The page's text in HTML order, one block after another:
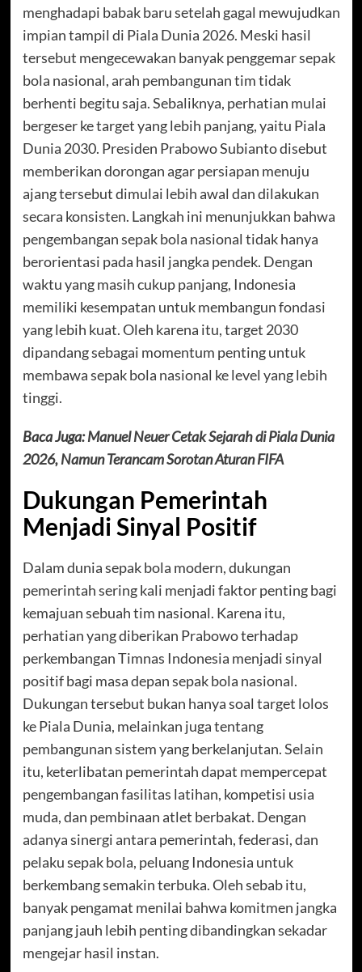
menghadapi babak baru setelah gagal mewujudkan
impian tampil di Piala Dunia 2026. Meski hasil
tersebut mengecewakan banyak penggemar sepak
bola nasional, arah pembangunan tim tidak
berhenti begitu saja. Sebaliknya, perhatian mulai
bergeser ke target yang lebih panjang, yaitu Piala
Dunia 2030. Presiden Prabowo Subianto disebut
memberikan dorongan agar persiapan menuju
ajang tersebut dimulai lebih awal dan dilakukan
secara konsisten. Langkah ini menunjukkan bahwa
pengembangan sepak bola nasional tidak hanya
berorientasi pada hasil jangka pendek. Dengan
waktu yang masih cukup panjang, Indonesia
memiliki kesempatan untuk membangun fondasi
yang lebih kuat. Oleh karena itu, target 2030
dipandang sebagai momentum penting untuk
membawa sepak bola nasional ke level yang lebih
tinggi.
Baca Juga:Manuel Neuer Cetak Sejarah di Piala Dunia
2026, Namun Terancam Sorotan Aturan FIFA
Dukungan Pemerintah
Menjadi Sinyal Positif
Dalam dunia sepak bola modern, dukungan
pemerintah sering kali menjadi faktor penting bagi
kemajuan sebuah tim nasional. Karena itu,
perhatian yang diberikan Prabowo terhadap
perkembangan Timnas Indonesia menjadi sinyal
positif bagi masa depan sepak bola nasional.
Dukungan tersebut bukan hanya soal target lolos
ke Piala Dunia, melainkan juga tentang
pembangunan sistem yang berkelanjutan. Selain
itu, keterlibatan pemerintah dapat mempercepat
pengembangan fasilitas latihan, kompetisi usia
muda, dan pembinaan atlet berbakat. Dengan
adanya sinergi antara pemerintah, federasi, dan
pelaku sepak bola, peluang Indonesia untuk
berkembang semakin terbuka. Oleh sebab itu,
banyak pengamat menilai bahwa komitmen jangka
panjang jauh lebih penting dibandingkan sekadar
mengejar hasil instan.